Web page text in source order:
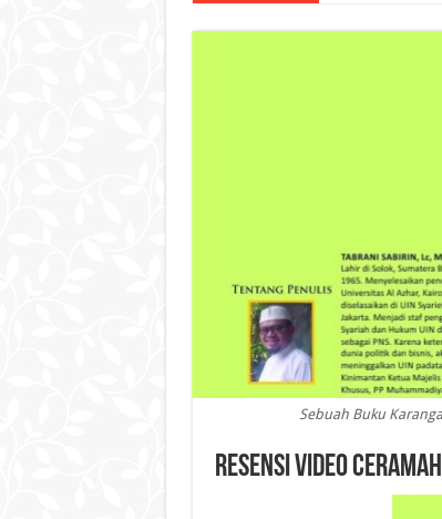
Sebuah Buku
RESENSI VIDEO